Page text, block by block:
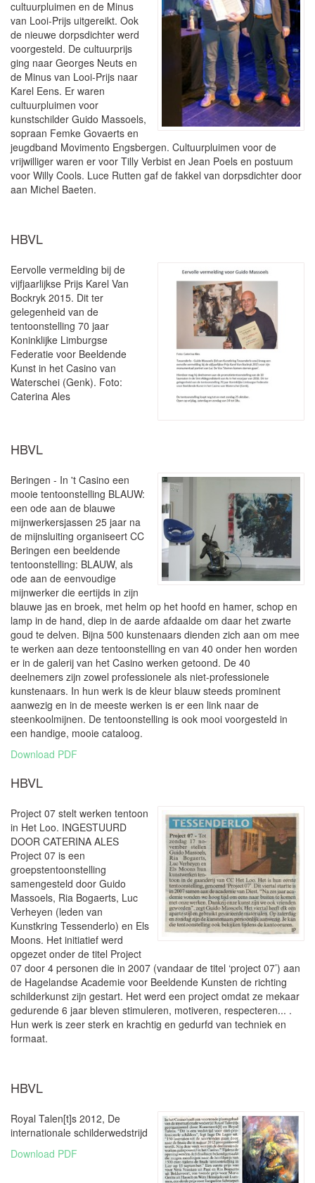
cultuurpluimen en de Minus
van Looi-Prijs uitgereikt. Ook
de nieuwe dorpsdichter werd
voorgesteld. De cultuurprijs
ging naar Georges Neuts en
de Minus van Looi-Prijs naar
Karel Eens. Er waren
cultuurpluimen voor
kunstschilder Guido Massoels,
sopraan Femke Govaerts en
jeugdband Movimento Engsbergen. Cultuurpluimen voor de
vrijwilliger waren er voor Tilly Verbist en Jean Poels en postuum
voor Willy Cools. Luce Rutten gaf de fakkel van dorpsdichter door
aan Michel Baeten.
HBVL
Eervolle vermelding bij de
vijfjaarlijkse Prijs Karel Van
Bockryk 2015. Dit ter
gelegenheid van de
tentoonstelling 70 jaar
Koninklijke Limburgse
Federatie voor Beeldende
Kunst in het Casino van
Waterschei (Genk). Foto:
Caterina Ales
HBVL
Beringen - In 't Casino een
mooie tentoonstelling BLAUW:
een ode aan de blauwe
mijnwerkersjassen 25 jaar na
de mijnsluiting organiseert CC
Beringen een beeldende
tentoonstelling: BLAUW, als
ode aan de eenvoudige
mijnwerker die eertijds in zijn
blauwe jas en broek, met helm op het hoofd en hamer, schop en
lamp in de hand, diep in de aarde afdaalde om daar het zwarte
goud te delven. Bijna 500 kunstenaars dienden zich aan om mee
te werken aan deze tentoonstelling en van 40 onder hen worden
er in de galerij van het Casino werken getoond. De 40
deelnemers zijn zowel professionele als niet-professionele
kunstenaars. In hun werk is de kleur blauw steeds prominent
aanwezig en in de meeste werken is er een link naar de
steenkoolmijnen. De tentoonstelling is ook mooi voorgesteld in
een handige, mooie cataloog.
Download PDF
HBVL
Project 07 stelt werken tentoon
in Het Loo. INGESTUURD
DOOR CATERINA ALES
Project 07 is een
groepstentoonstelling
samengesteld door Guido
Massoels, Ria Bogaerts, Luc
Verheyen (leden van
Kunstkring Tessenderlo) en Els
Moons. Het initiatief werd
opgezet onder de titel Project
07 door 4 personen die in 2007 (vandaar de titel ‘project 07’) aan
de Hagelandse Academie voor Beeldende Kunsten de richting
schilderkunst zijn gestart. Het werd een project omdat ze mekaar
gedurende 6 jaar bleven stimuleren, motiveren, respecteren... .
Hun werk is zeer sterk en krachtig en gedurfd van techniek en
formaat.
HBVL
Royal Talen[t]s 2012, De
internationale schilderwedstrijd
Download PDF